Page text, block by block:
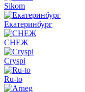
Sikom
Екатеринбург
СНЕЖ
Cryspi
Ru-to